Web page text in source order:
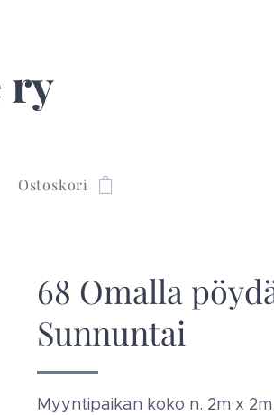
ry
Ostoskori
68 Omalla
Sunnuntai
Myyntipaikan koko n. 2m x